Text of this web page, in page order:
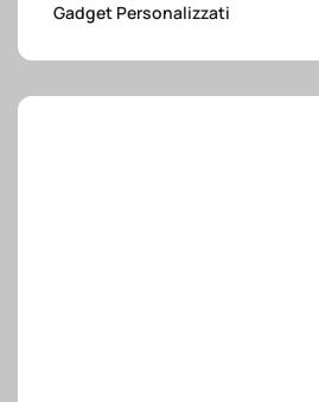
Gadget Personalizzati